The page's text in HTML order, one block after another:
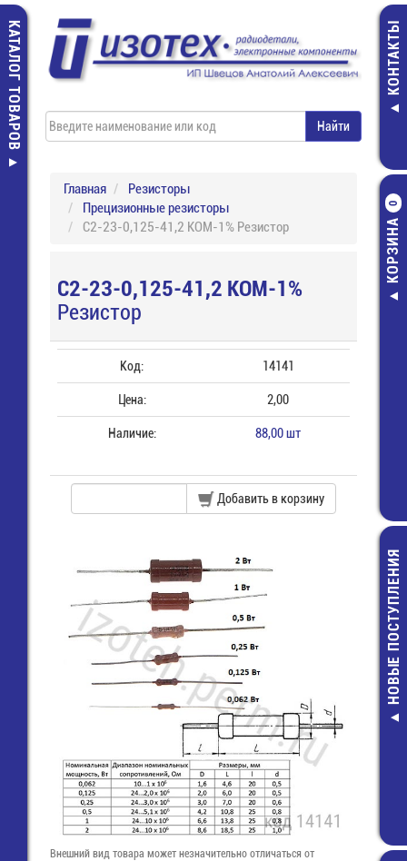
КАТАЛОГ ТОВАРОВ КОНТАКТЫ
КОРЗИНА
0
Разъем 2х 8
пайки на
прямой угол
НОВЫЕ ПОСТУПЛЕНИЯ
Главная
Резисторы
Прецизионные резисторы
С2-23-0,125-41,2 КОМ-1% Резистор
С2-23-0,125-41,2 КОМ-1%
Резистор
Код: 14141
Цена: 2,00
Наличие: 88,00 шт
Добавить в корзину
Внешний вид товара может незначительно отличаться от